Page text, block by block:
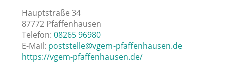
Hauptstraße 34
87772 Pfaffenhausen
Telefon: 08265 96980
E-Mail: poststelle@vgem-pfaffenhausen.de
https://vgem-pfaffenhausen.de/